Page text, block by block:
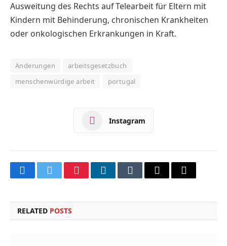
Ausweitung des Rechts auf ­Telearbeit für Eltern mit
Kindern mit Behinderung, chro­ni­schen Krankheiten
oder onkologischen ­Erkrankungen in Kraft.
Änderungen
arbeitsgesetzbuch
menschenwürdige arbeit
portugal
Instagram
FacebookTwitterPinterestLinkedInTumblrEmail
Copy
RELATED POSTS